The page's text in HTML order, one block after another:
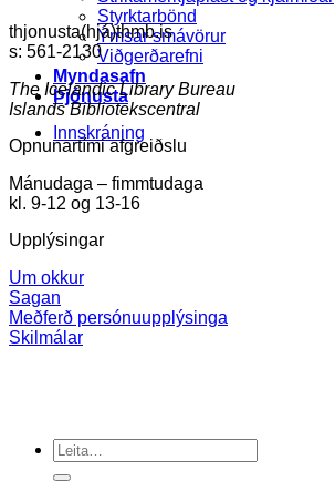
Styrktarbönd
Ýmsar smávörur
Viðgerðarefni
Myndasafn
Þjónusta
Innskráning
thjonusta(hjá)thmb.is
s: 561-2130
The Icelandic Library Bureau
Islands Bibliotekscentral
Opnunartími afgreiðslu
Mánudaga – fimmtudaga
kl. 9-12 og 13-16
Upplýsingar
Um okkur
Sagan
Meðferð persónuupplýsinga
Skilmálar
Search
for: